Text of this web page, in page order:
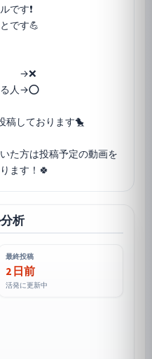
です❗️
です💪
→❌
る人→⭕️
稿しております🐤
た方は投稿予定の動画を
析
最終投稿
2 日前
活発に更新中